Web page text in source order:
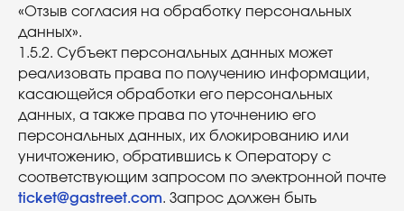
«Отзыв согласия на обработку персональных
данных».
1.5.2. Субъект персональных данных может
реализовать права по получению информации,
касающейся обработки его персональных
данных, а также права по уточнению его
персональных данных, их блокированию или
уничтожению, обратившись к Оператору с
соответствующим запросом по электронной почте
ticket@gastreet.com. Запрос должен быть